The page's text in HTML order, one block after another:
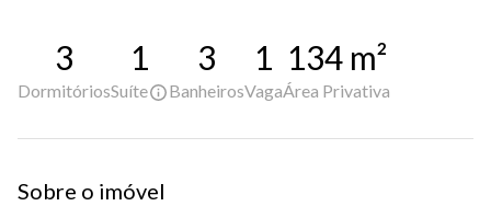
3
Dormitórios
1
Suíte
3
Banheiros
1
Vaga
134 m²
Área Privativa
Sobre o imóvel